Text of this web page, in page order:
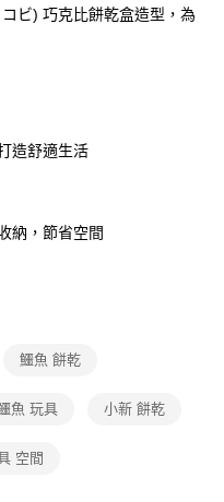
ビ) 巧克比餅乾盒造型，為
造舒適生活
納，節省空間
鱷魚 餅乾
魚 玩具 小新 餅乾
空間